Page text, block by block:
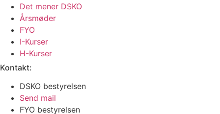
Det mener DSKO
Årsmøder
FYO
I-Kurser
H-Kurser
Kontakt:
DSKO bestyrelsen
Send mail
FYO bestyrelsen